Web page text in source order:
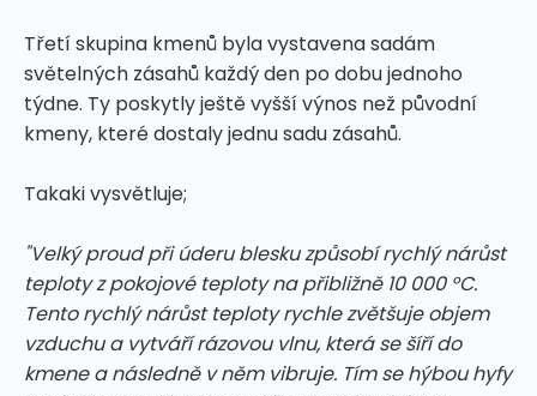
Třetí skupina kmenů byla vystavena sadám
světelných zásahů každý den po dobu jednoho
týdne. Ty poskytly ještě vyšší výnos než původní
kmeny, které dostaly jednu sadu zásahů.
Takaki vysvětluje;
"Velký proud při úderu blesku způsobí rychlý nárůst
teploty z pokojové teploty na přibližně 10 000 °C.
Tento rychlý nárůst teploty rychle zvětšuje objem
vzduchu a vytváří rázovou vlnu, která se šíří do
kmene a následně v něm vibruje. Tím se hýbou hyfy